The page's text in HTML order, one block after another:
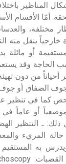
المناظير
أمّا الأقسام
مختلفة،
ينقل منه
أو
الحاجة وقد
أحياناً من دون
الصفاق أو جوف
كما في تنظير
أو عاماً
ذلك: ـ التنظير
المريء
به